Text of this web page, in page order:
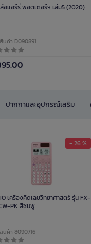
อแฮร์รี่ พอตเตอร์ฯ เล่ม5 (2020)
นค้า D090891
ปากกาและอุปกรณ์เสริม
- 26 %
เครื่องคิดเลขวิทยาศาสตร์ รุ่น FX-
PK สีชมพู
นค้า 8090716